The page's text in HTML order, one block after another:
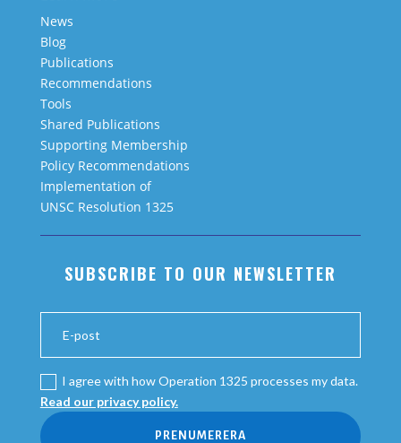
News
Blog
Publications
Recommendations
Tools
Shared Publications
Supporting Membership
Policy Recommendations
Implementation of
UNSC Resolution 1325
SUBSCRIBE TO OUR NEWSLETTER
I agree with how Operation 1325 processes my data.
Read our privacy policy.
PRENUMERERA